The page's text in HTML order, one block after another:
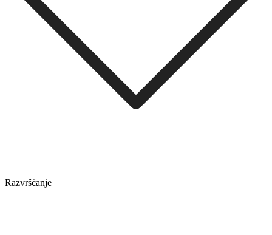
Razvrščanje